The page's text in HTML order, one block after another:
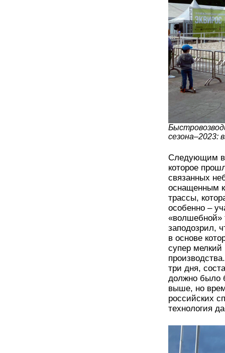
сезона–2023:
Следующим
которое
связанных
оснащенным
трассы,
особенно –
«волшебной»
заподозрил,
в основе
супер мелкий
три дня,
должно было
выше, но
российских
технология